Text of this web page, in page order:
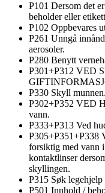
P101 Dersom det
beholder eller
P102 Oppbevares
P261 Unngå
aerosoler.
P280 Benytt
P301+P312 VED
P330 Skyll munnen.
P302+P352 VED
vann.
P333+P313 Ved
forsiktig med vann
kontaktlinser
skyllingen.
P315 Søk
P501 Innhold /